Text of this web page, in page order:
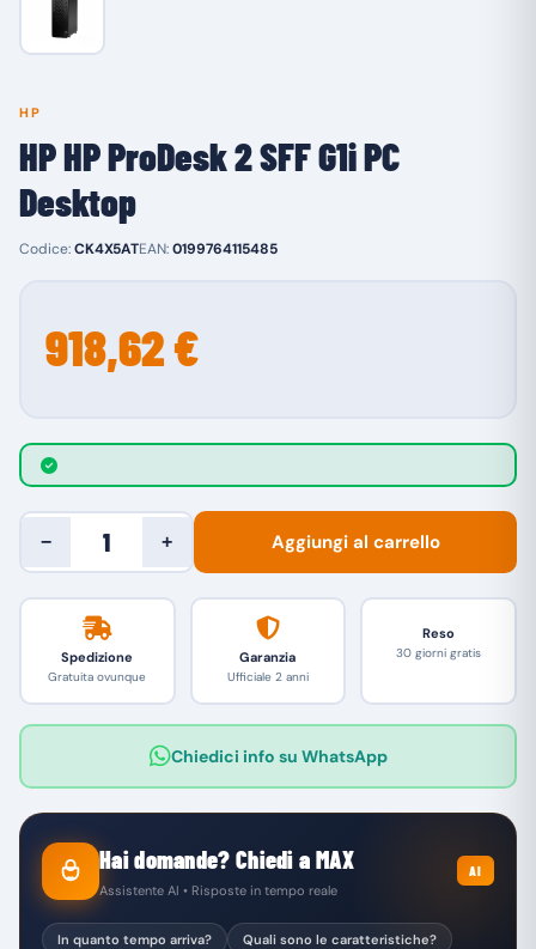
HP
HP HP ProDesk 2 SFF G1i PC
Desktop
Codice:CK4X5ATEAN:0199764115485
918,62 €
− + Aggiungi al carrello
Spedizione
Gratuita ovunque
Garanzia
Ufficiale 2 anni
Reso
30 giorni gratis
Chiedici info su WhatsApp
Hai domande? Chiedi a MAX
Assistente AI • Risposte in tempo reale
AI
In quanto tempo arriva?
Quali sono le caratteristiche?